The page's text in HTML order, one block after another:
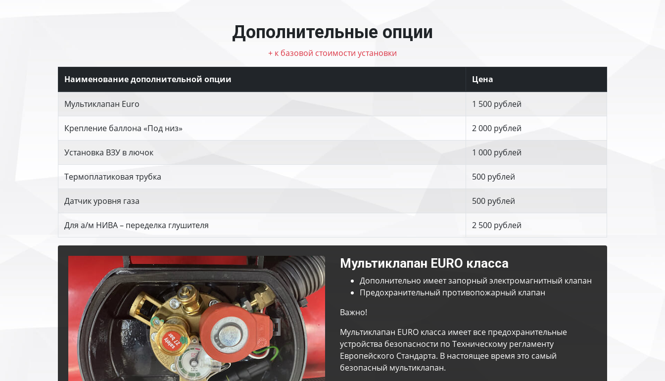
Дополнительные опции
+ к базовой стоимости установки
Наименование дополнительной опции Цена
Мультиклапан Euro 1 500 рублей
Крепление баллона «Под низ» 2 000 рублей
Установка ВЗУ в лючок 1 000 рублей
Термоплатиковая трубка 500 рублей
Датчик уровня газа 500 рублей
Для а/м НИВА – переделка глушителя 2 500 рублей
Мультиклапан EURO класса
Дополнительно имеет запорный электромагнитный клапан
Предохранительный противопожарный клапан
Важно!
Мультиклапан EURO класса имеет все предохранительные
устройства безопасности по Техническому регламенту
Европейского Стандарта. В настоящее время это самый
безопасный мультиклапан.